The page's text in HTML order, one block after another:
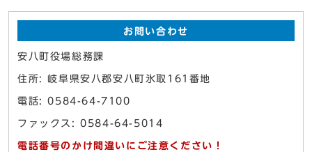
お問い合わせ
安八町役場総務課
住所: 岐阜県安八郡安八町氷取161番地
電話: 0584-64-7100
ファックス: 0584-64-5014
電話番号のかけ間違いにご注意ください！